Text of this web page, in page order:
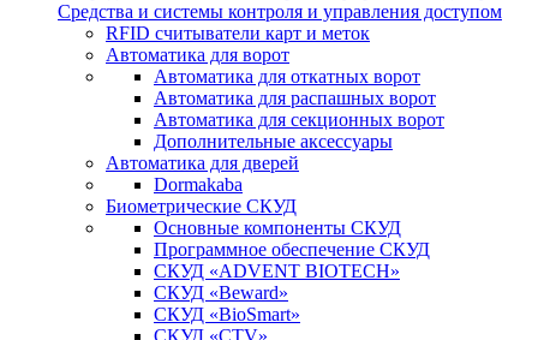
Средства и системы контроля и управления доступом
RFID считыватели карт и меток
Автоматика для ворот
Автоматика для откатных ворот
Автоматика для распашных ворот
Автоматика для секционных ворот
Дополнительные аксессуары
Автоматика для дверей
Dormakaba
Биометрические СКУД
Основные компоненты СКУД
Программное обеспечение СКУД
СКУД «ADVENT BIOTECH»
СКУД «Beward»
СКУД «BioSmart»
СКУД «CTV»